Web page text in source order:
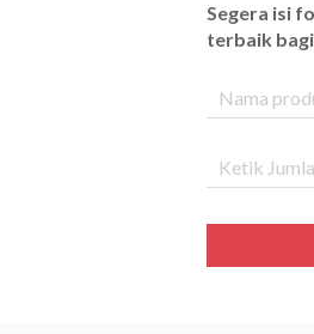
Segera isi
terbaik